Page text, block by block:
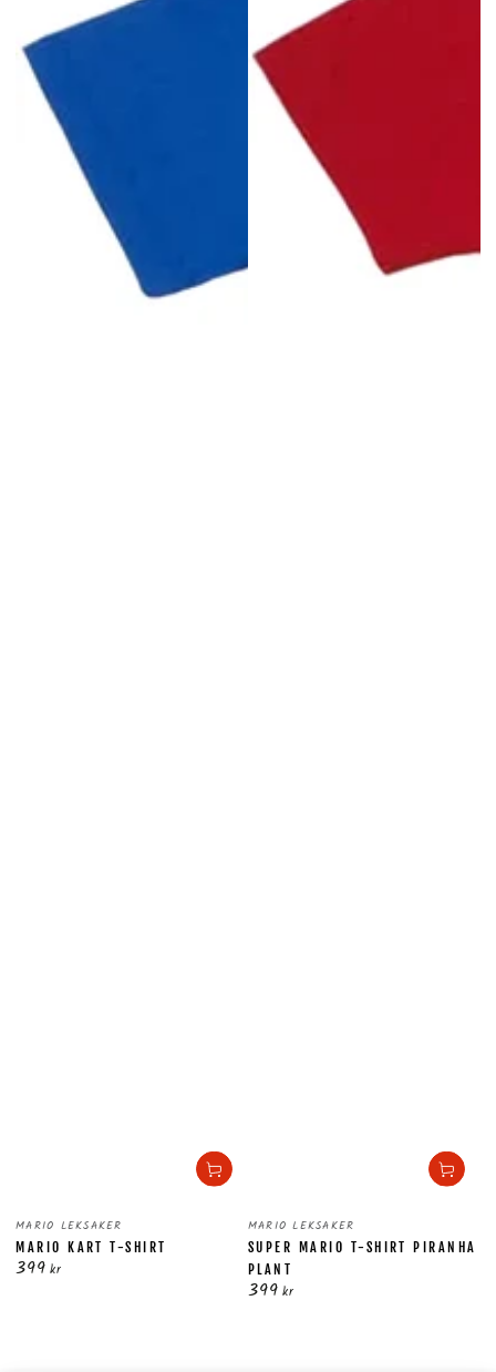
Säljare:
MARIO LEKSAKER
MARIO KART T-SHIRT
Ordinarie
399 kr
Säljare:
MARIO LEKSAKER
SUPER MARIO T-SHIRT PIRANHA
PLANT
Ordinarie
399 kr